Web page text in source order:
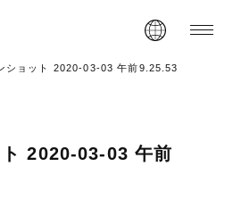
ショット 2020-03-03 午前9.25.53
2020-03-03 午前